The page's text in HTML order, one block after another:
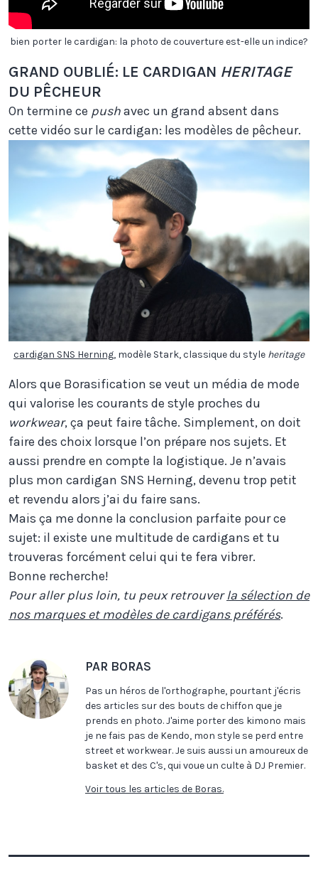
bien porter le cardigan: la photo de couverture est-elle un indice?
GRAND OUBLIÉ: LE CARDIGAN HERITAGE
DU PÊCHEUR
On termine ce pushavec un grand absent dans
cette vidéo sur le cardigan: les modèles de pêcheur.
cardigan SNS Herning, modèle Stark, classique du style heritage
Alors que Borasification se veut un média de mode
qui valorise les courants de style proches du
workwear, ça peut faire tâche. Simplement, on doit
faire des choix lorsque l’on prépare nos sujets. Et
aussi prendre en compte la logistique. Je n’avais
plus mon cardigan SNS Herning, devenu trop petit
et revendu alors j’ai du faire sans.
Mais ça me donne la conclusion parfaite pour ce
sujet: il existe une multitude de cardigans et tu
trouveras forcément celui qui te fera vibrer.
Bonne recherche!
Pour aller plus loin, tu peux retrouverla sélection de
nos marques et modèles de cardigans préférés.
PAR BORAS
Pas un héros de l'orthographe, pourtant j'écris
des articles sur des bouts de chiffon que je
prends en photo. J'aime porter des kimono mais
je ne fais pas de Kendo, mon style se perd entre
street et workwear. Je suis aussi un amoureux de
basket et des C's, qui voue un culte à DJ Premier.
Voir tous les articles de Boras.